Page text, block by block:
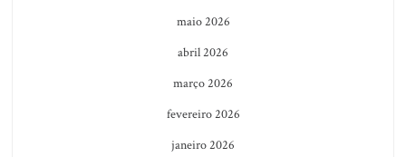
maio 2026
abril 2026
março 2026
fevereiro 2026
janeiro 2026